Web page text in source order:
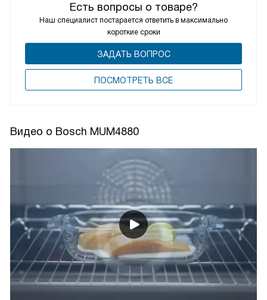
Есть вопросы о товаре?
Наш специалист постарается ответить в максимально
короткие сроки
ЗАДАТЬ ВОПРОС
ПОCМОТРЕТЬ ВСЕ
Видео о Bosch MUM4880